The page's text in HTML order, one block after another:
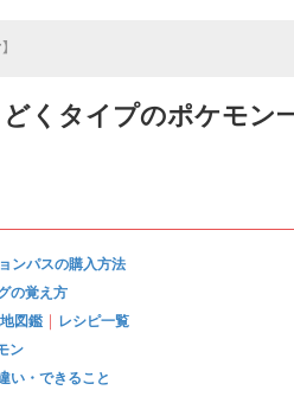
くタイプのポケモン
ンパスの購入方法
の覚え方
図鑑 ｜ レシピ一覧
ン
い・できること